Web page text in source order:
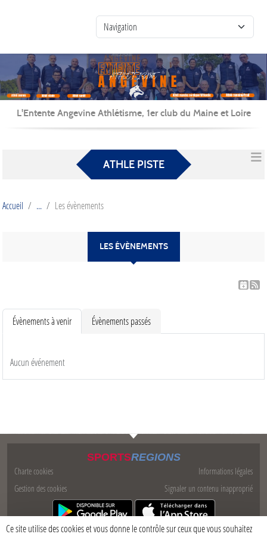
L'Entente Angevine Athlétisme, 1er club du Maine et Loire
ATHLE PISTE
Accueil Les évènements
LES ÉVÈNEMENTS
Évènements à venir Évènements passés
Aucun événement
SPORTSREGIONS
Charte cookies
Gestion des cookies
Informations légales
Signaler un contenu inapproprié
Ce site utilise des cookies et vous donne le contrôle sur ceux que vous souhaitez